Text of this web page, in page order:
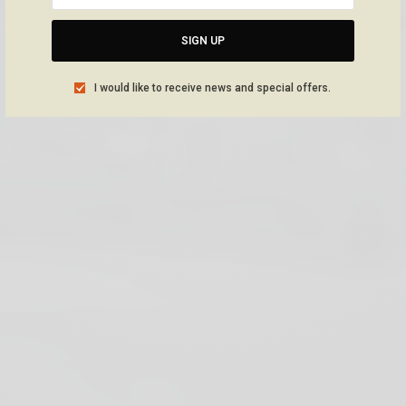
SIGN UP
I would like to receive news and special offers.